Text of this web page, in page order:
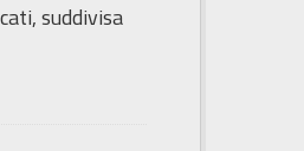
suddivisa